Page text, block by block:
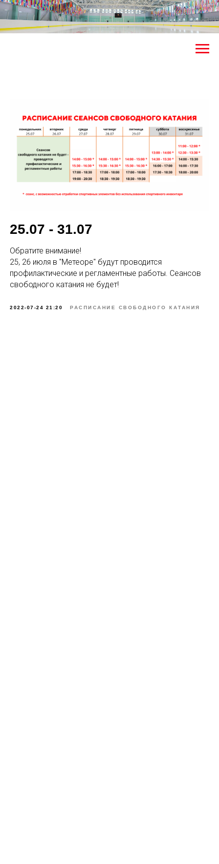
25.07 - 31.07
Обратите внимание!
25, 26 июля в "Метеоре" будут проводится
профилактические и регламентные работы. Сеансов
свободного катания не будет!
2022-07-24 21:20 РАСПИСАНИЕ СВОБОДНОГО КАТАНИЯ